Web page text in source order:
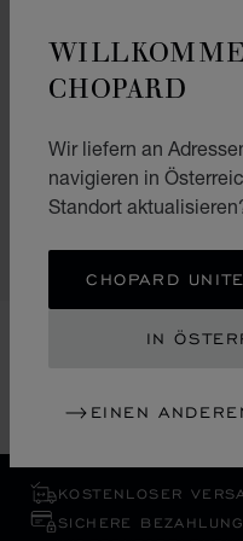
CHOPARD
Wir liefern an
navigieren in
Standort
CHOPARD
IN
EINEN
ZUR FOLIE
ZURZUR
FÜLLFEDERHALTER
EDELSTAHL - ROSÉGOLD-
BESCHICHTUNG
KOSTENLOSER
SICHERE BEZAHLUNG